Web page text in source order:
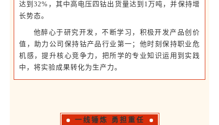
达到32%，其中高电压四钴出货量达到1万吨，并保持增
长势态。
他醉心于研究开发，不断学习，积极开发产品创价
值，助力公司保持钴产品行业第一；他时刻保持职业危
机感，提升核心竞争力，把所学的专业知识运用到实践
中，将实验成果转化为生产力。
一线锤炼 勇担重任